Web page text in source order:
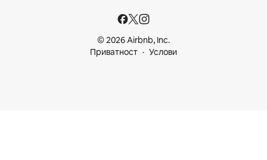
© 2026 Airbnb, Inc.
Приватност
Услови